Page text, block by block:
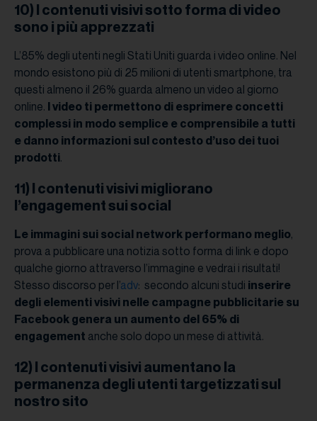
10) I contenuti visivi sotto forma di video
sono i più apprezzati
L’85% degli utenti negli Stati Uniti guarda i video online. Nel
mondo esistono più di 25 milioni di utenti smartphone, tra
questi almeno il 26% guarda almeno un video al giorno
online. I video ti permettono di esprimere concetti
complessi in modo semplice e comprensibile a tutti
e danno informazioni sul contesto d’uso dei tuoi
prodotti.
11) I contenuti visivi migliorano
l’engagement sui social
Le immagini sui social network performano meglio,
prova a pubblicare una notizia sotto forma di link e dopo
qualche giorno attraverso l’immagine e vedrai i risultati!
Stesso discorso per l’adv: secondo alcuni studi inserire
degli elementi visivi nelle campagne pubblicitarie su
Facebook genera un aumento del 65% di
engagement anche solo dopo un mese di attività.
12) I contenuti visivi aumentano la
permanenza degli utenti targetizzati sul
nostro sito